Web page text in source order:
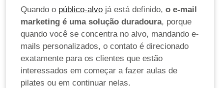
Quando o público-alvo já está definido, o e-mail
marketing é uma solução duradoura, porque
quando você se concentra no alvo, mandando e-
mails personalizados, o contato é direcionado
exatamente para os clientes que estão
interessados em começar a fazer aulas de
pilates ou em continuar nelas.